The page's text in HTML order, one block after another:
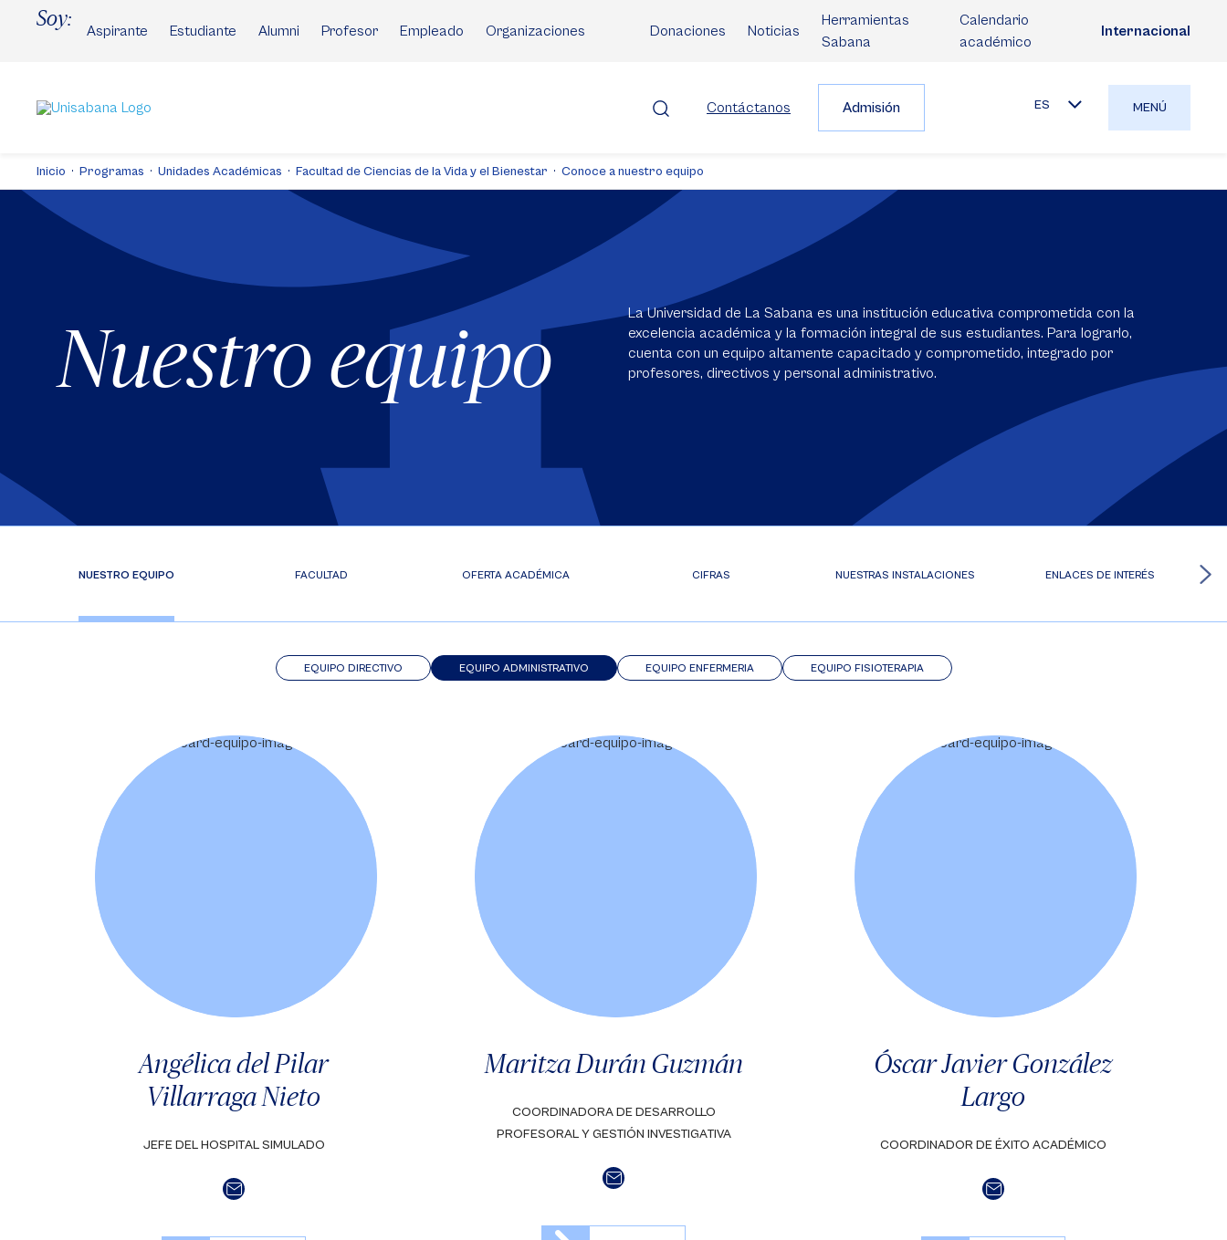
Soy:
Aspirante Estudiante Alumni Profesor Empleado Organizaciones Donaciones Noticias
Herramientas
Sabana
Calendario
académico
Internacional
Contáctanos Admisión ES MENÚ
Inicio Programas Unidades Académicas Facultad de Ciencias de la Vida y el Bienestar Conoce a nuestro equipo
Nuestro equipo
La Universidad de La Sabana es una institución educativa comprometida con la
excelencia académica y la formación integral de sus estudiantes. Para lograrlo,
cuenta con un equipo altamente capacitado y comprometido, integrado por
profesores, directivos y personal administrativo.
NUESTRO EQUIPO FACULTAD OFERTA ACADÉMICA CIFRAS NUESTRAS INSTALACIONES ENLACES DE INTERÉS
EQUIPO FISIOTERAPIA
EQUIPO ENFERMERIA
EQUIPO ADMINISTRATIVO
EQUIPO DIRECTIVO
Angélica del Pilar
Villarraga Nieto
JEFE DEL HOSPITAL SIMULADO
Maritza Durán Guzmán
COORDINADORA DE DESARROLLO
PROFESORAL Y GESTIÓN INVESTIGATIVA
Óscar Javier González
Largo
COORDINADOR DE ÉXITO ACADÉMICO